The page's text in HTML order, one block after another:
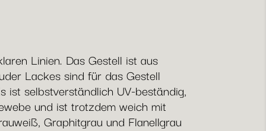
Linien. Das Gestell ist aus
Lackes sind für das Gestell
ist selbstverständlich UV-beständig,
und ist trotzdem weich mit
Graphitgrau und Flanellgrau